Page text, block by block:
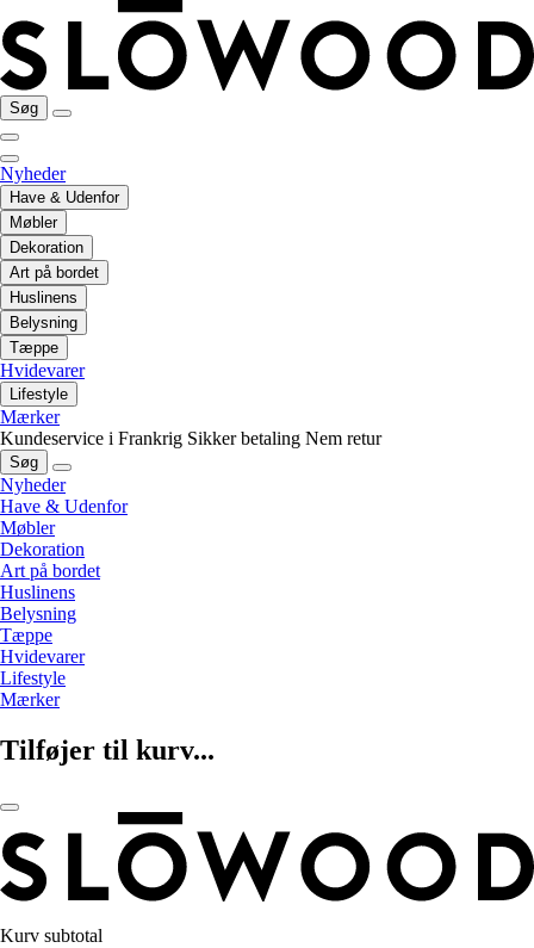
Søg
Nyheder
Have & Udenfor
Møbler
Dekoration
Art på bordet
Huslinens
Belysning
Tæppe
Hvidevarer
Lifestyle
Mærker
Kundeservice i Frankrig Sikker betaling Nem retur
Søg
Nyheder
Have & Udenfor
Møbler
Dekoration
Art på bordet
Huslinens
Belysning
Tæppe
Hvidevarer
Lifestyle
Mærker
Tilføjer til kurv...
Kurv subtotal